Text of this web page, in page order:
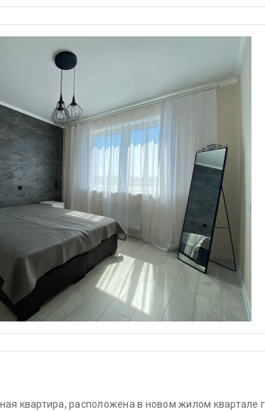
квартира, расположена в новом жилом квартале